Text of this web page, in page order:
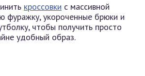
кроссовки с массивной
фуражку, укороченные брюки и
чтобы получить просто
удобный образ.